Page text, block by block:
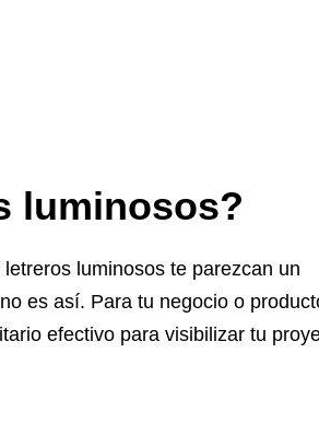
luminosos?
luminosos te parezcan un
es así. Para tu negocio o
efectivo para visibilizar tu